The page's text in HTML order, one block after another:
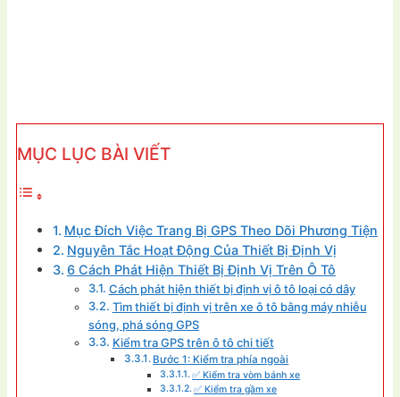
MỤC LỤC BÀI VIẾT
Mục Đích Việc Trang Bị GPS Theo Dõi Phương Tiện
Nguyên Tắc Hoạt Động Của Thiết Bị Định Vị
6 Cách Phát Hiện Thiết Bị Định Vị Trên Ô Tô
Cách phát hiện thiết bị định vị ô tô loại có dây
Tìm thiết bị định vị trên xe ô tô bằng máy nhiễu
sóng, phá sóng GPS
Kiểm tra GPS trên ô tô chi tiết
Bước 1: Kiểm tra phía ngoài
✅ Kiểm tra vòm bánh xe
✅ Kiểm tra gầm xe